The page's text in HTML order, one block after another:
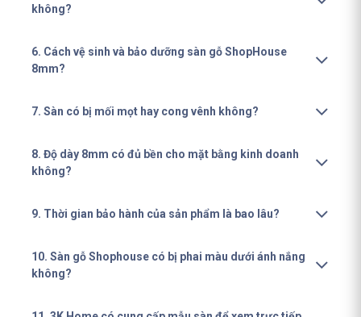
không?
6. Cách vệ sinh và bảo dưỡng sàn gỗ ShopHouse
8mm?
7. Sàn có bị mối mọt hay cong vênh không?
8. Độ dày 8mm có đủ bền cho mặt bằng kinh doanh
không?
9. Thời gian bảo hành của sản phẩm là bao lâu?
10. Sàn gỗ Shophouse có bị phai màu dưới ánh nắng
không?